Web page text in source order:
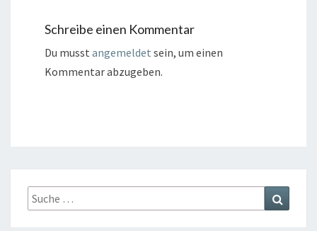
Schreibe einen Kommentar
Du musst angemeldet sein, um einen
Kommentar abzugeben.
Suche
nach: